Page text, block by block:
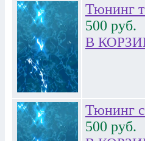
Тюнинг
500 руб.
В
Тюнинг
500 руб.